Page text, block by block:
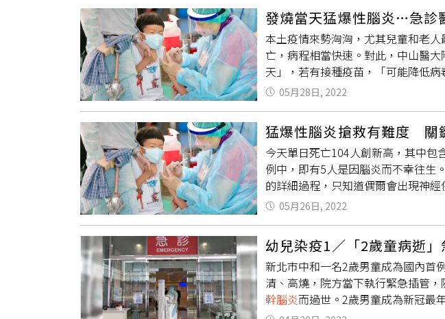
性流行，各國流行型別也不盡相同
毒、伊科病毒及腸病毒等，每種病
博士表示，腸病毒71型為國內歷年
侵犯中樞神經系統造成
腦幹腦炎、肺
茂盛醫院副院長簡佳裕醫師進一步
足口病或單純口腔潰瘍的疱疹性咽
天內便可併發重症。何美鄉博士強
障、侵犯腦部造成重症。新生兒於
兆，若發生須立即送醫。嗜睡肌躍
毒全年皆可感染，簡佳裕醫師觀察
甚至有許多錯誤認知，簡佳裕醫師
（大孩子傳給小寶寶），且糞便內
感染其他種。不知道腸病毒也有後
經性或心臟疾病後遺症，例如注意
毒就是腸胃炎，殊不知腸胃炎表現
狀。本土首支腸病毒71型疫苗 呼籲
法，因此具備完整認知、及早預防
疫苗可接種，家長大多只能透過勤
發燒當天猛爆性腦炎…急
本土疫情來勢洶洶，尤其兒童和老
亡，病程相當快速。對此，中山醫
天」，若有接種疫苗，「可能降低
兒急診室日誌」發文，「目前雖然
分享，加上這幾週診治幾百位確診
上的青少年，大部分接種過疫苗，
燒。」謝宗學指出，「幼童高燒的
高燒超過72小時且沒有改善的跡象
如肺炎或敗血症等。」醫師進一步
限，常停留在39-40度以上的體溫，
撐過48小時後，症狀大幅改善。」
針對5歲以下的幼童，但病程不像腸
影響，演變成嚴重腦水腫，迅速致
較偏向病毒直接入侵腦部造成破壞
性急性腦炎，所以會合併敗血性休
推論，只要孩子能撐過高燒和血液
05月28日, 2022
猛爆性腦炎搶救有難度 關
今天單日死亡104人創新高，其中包
例中，即有5人是因腦炎而不幸往生
的詳細過程，只知道偶爾會出現神
幹。1998年腸病毒71型第一次在台
重症405人，死亡78人，重症主要
人感染（實際感染人數可能更多）
兒童族群（總感染人數約20%）估
毒71型不管在重症率、死亡率都比
人，傳染能力大幅超越腸病毒71型
當天或隔天就猛爆性出現；腸病毒
05月26日, 2022
幼兒染疫1／「2歲童病逝
新北市中和一名2歲男童成為國內首
清、高燒，院方當下執行緊急插管
幹腦炎而過世。2歲男童成為新冠最